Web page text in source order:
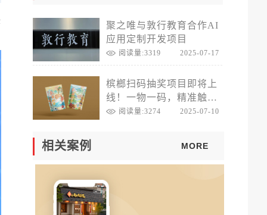
聚之唯与敦行教育合作AI
应用定制开发项目
阅读量:3319 2025-07-17
槟榔扫码抽奖项目即将上
线！一物一码，精准触
达！阅读量:3274 2025-07-10
相关案例 MORE